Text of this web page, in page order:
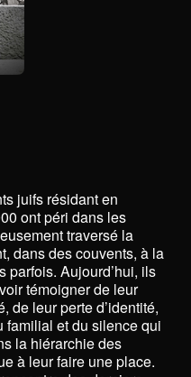
juifs résidant en
ont péri dans les
traversé la
dans des couvents, à la
parfois. Aujourd’hui, ils
témoigner de leur
de leur perte d’identité,
familial et du silence qui
la hiérarchie des
à leur faire une place.